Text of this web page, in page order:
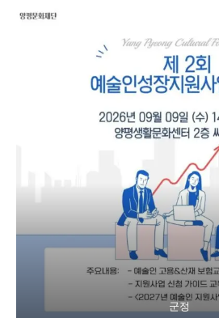
군정